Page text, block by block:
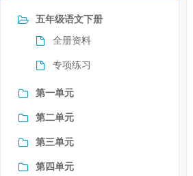
五年级语文下册
全册资料
专项练习
第一单元
第二单元
第三单元
第四单元